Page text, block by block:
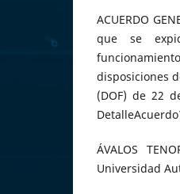
ACUERDO
que se
disposiciones
(DOF) de 22
ÁVALOS
Universidad